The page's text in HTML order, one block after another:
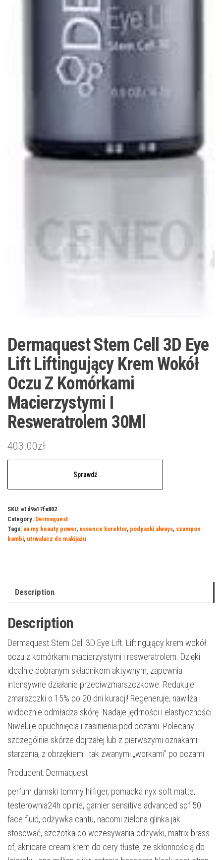
Dermaquest Stem Cell 3D Eye
Lift Liftingujący Krem Wokół
Oczu Z Komórkami
Macierzystymi I
Resweratrolem 30Ml
403.00zł
Sprawdź
SKU: e1d9a17fa802
Category: Dermaquest
Tags: aa my beauty power, essence korektor, podpaski always, szampon
bambi, utrwalacz do makijażu
Description
Description
Dermaquest Stem Cell 3D Eye Lift. Liftingujący krem wokół
oczu z komórkami macierzystymi i resweratrolem. Dzięki
idealnie dobranym składnikom aktywnym, zapewnia
intensywne działanie przeciwzmarszczkowe. Redukuje
zmarszczki o 15% po 20 dni kuracji! Regeneruje, nawilża i
widocznie odmładza skórę. Nadaje jędrności i elastyczności.
Niweluje opuchnięcia i zasinienia pod oczami. Polecany
szczególnie skórze dojrzałej lub z pierwszymi oznakami
starzenia, z obrzękiem i tak zwanymi „workami” po oczami.
Producent: Dermaquest
perfum damski tommy hilfiger, pomadka nyx soft matte,
testerownia24h opinie, garnier sensitive advanced spf 50
face fluid, odżywka cantu, nacomi zielona glinka jak
stosować, szczotka do wczesywania odżywki, matrix brass
of, aknicare cream krem do cery tłustej ze skłonnością do